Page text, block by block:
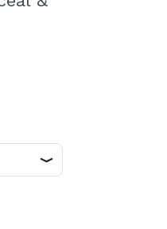
IDIOMA
que